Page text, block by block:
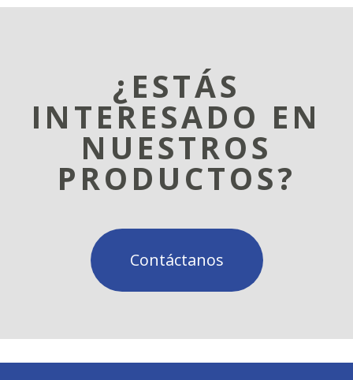
¿ESTÁS
INTERESADO EN
NUESTROS
PRODUCTOS?
Contáctanos